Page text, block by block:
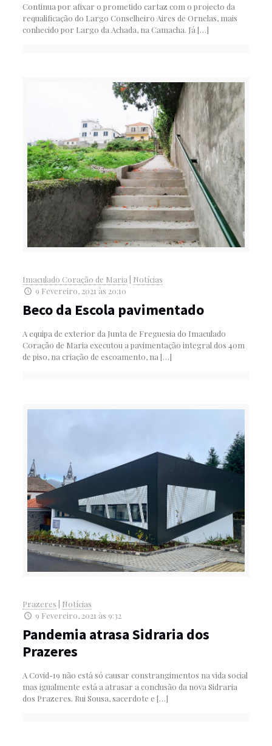
Continua por afixar o prometido cartaz com o projecto da
requalificação do Largo Conselheiro Aires de Ornelas, mais
conhecido por Largo da Achada, na Camacha. Já […]
Imaculado Coração de Maria
Notícias
9 Fevereiro, 2021 às 20:10
Beco da Escola pavimentado
A equipa de exterior da Junta de Freguesia do Imaculado
Coração de Maria executou a pavimentação integral dos 40m
de piso, na criação de escoamento, na […]
Prazeres
Notícias
9 Fevereiro, 2021 às 9:32
Pandemia atrasa Sidraria dos
Prazeres
A Covid-19 não está só causar constrangimentos na vida social
mas igualmente está a atrasar a conclusão da nova Sidraria
dos Prazeres. Rui Sousa, sacerdote e […]